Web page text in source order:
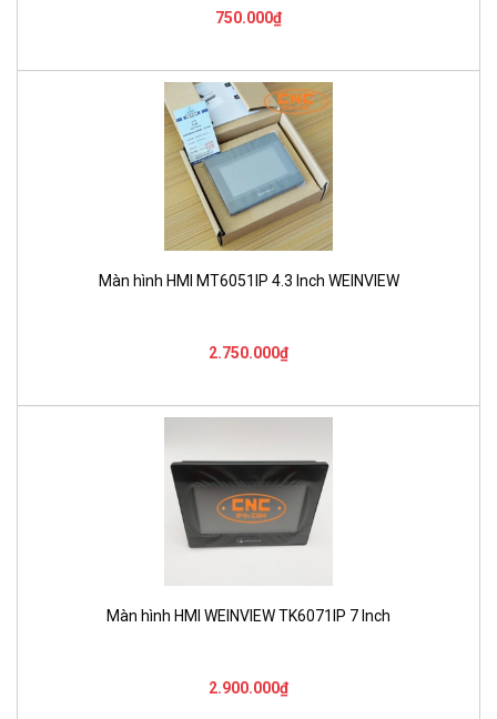
750.000₫
Màn hình HMI MT6051IP 4.3 Inch WEINVIEW
2.750.000₫
Màn hình HMI WEINVIEW TK6071IP 7 Inch
2.900.000₫